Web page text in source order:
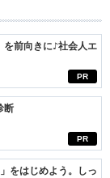
PR
を前向きに♪社会人エ
PR
断
をはじめよう。しっ